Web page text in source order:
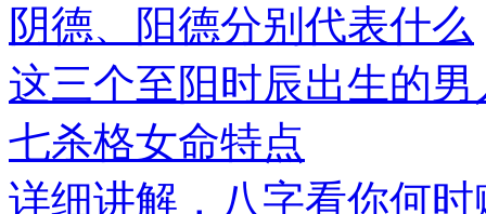
阴德、阳德分别代表什么
这三个至阳时辰出生的男
七杀格女命特点
详细讲解，八字看你何时